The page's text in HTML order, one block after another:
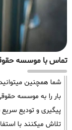
تماس با موسسه
شما همچنین میتوانید
بار را به موسسه
پیگیری و تودیع سریع
تلاش میکنند با